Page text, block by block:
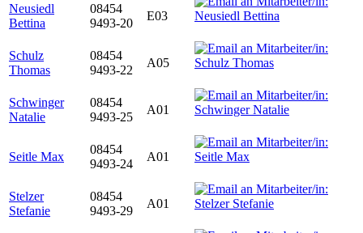
Neusiedl
Bettina
08454
9493-20
E03
Schulz
Thomas
08454
9493-22
A05
Schwinger
Natalie
08454
9493-25
A01
Seitle Max
08454
9493-24
A01
Stelzer
Stefanie
08454
9493-29
A01